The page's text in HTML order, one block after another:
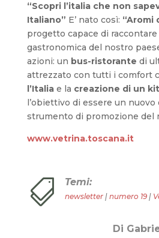
“Scopri l’italia che non
Italiano” E’ nato così: “Aromi
progetto capace di raccontare
gastronomica del nostro
azioni: un bus-ristorante di
attrezzato con tutti i comfort
l’Italiae la creazione di un
l’obiettivo di essere un nuovo
strumento di promozione del
www.vetrina.toscana.it
 Temi:
newsletter| numero 19|
Di